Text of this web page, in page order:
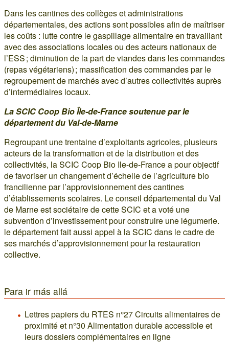
Dans les cantines des collèges et administrations
départementales, des actions sont possibles afin de maîtriser
les coûts : lutte contre le gaspillage alimentaire en travaillant
avec des associations locales ou des acteurs nationaux de
l’ESS ; diminution de la part de viandes dans les commandes
(repas végétariens) ; massification des commandes par le
regroupement de marchés avec d’autres collectivités auprès
d’intermédiaires locaux.
La SCIC Coop Bio Île-de-France soutenue par le
département du Val-de-Marne
Regroupant une trentaine d’exploitants agricoles, plusieurs
acteurs de la transformation et de la distribution et des
collectivités, la SCIC Coop Bio Ile-de-France a pour objectif
de favoriser un changement d’échelle de l’agriculture bio
francilienne par l’approvisionnement des cantines
d’établissements scolaires. Le conseil départemental du Val
de Marne est sociétaire de cette SCIC et a voté une
subvention d’investissement pour construire une légumerie.
le département fait aussi appel à la SCIC dans le cadre de
ses marchés d’approvisionnement pour la restauration
collective.
Para ir más allá
Lettres papiers du RTES n°27 Circuits alimentaires de
proximité et n°30 Alimentation durable accessible et
leurs dossiers complémentaires en ligne